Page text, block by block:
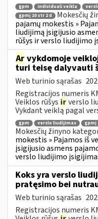
gpm individuali veikla
gpmį 10 str 2 d
Mokesčių
pajamų mokestis »
liudijimą įsigijusio
rūšys ir verslo liudijimo
Ar vykdomoje
turi teisę dalyvauti
Web turinio sąrašas
Registracijos numeris
Veiklos rūšys irverslo
Vykdant veiklą pagal
gpm verslo liudijimas gpmį
Mokesčių žinyno
mokestis » Pajamos iš
įsigijusio asmens
verslo liudijimo
Koks yra verslo
pratęsimo bei
Web turinio sąrašas
Registracijos numeris